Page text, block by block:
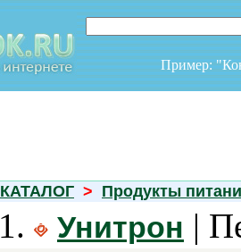
Пример:
КАТАЛОГ > Продукты
1. Унитрон |